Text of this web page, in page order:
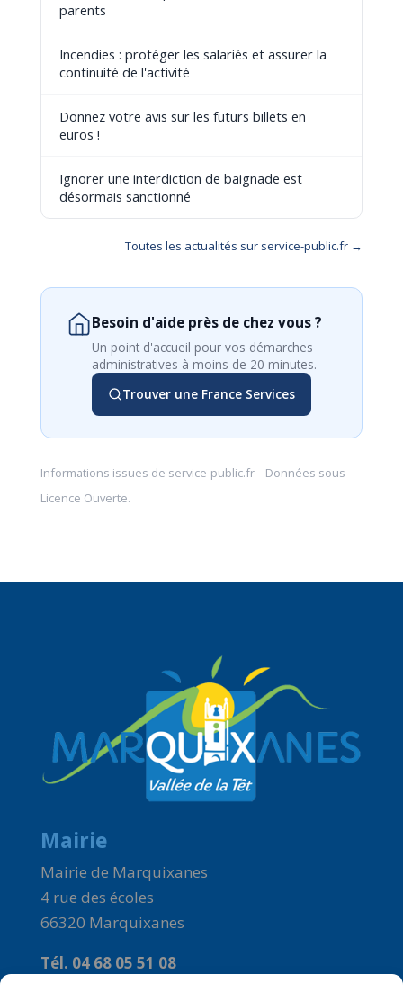
parents
Incendies : protéger les salariés et assurer la
continuité de l'activité
Donnez votre avis sur les futurs billets en
euros !
Ignorer une interdiction de baignade est
désormais sanctionné
Toutes les actualités sur service-public.fr →
Besoin d'aide près de chez vous ?
Un point d'accueil pour vos démarches
administratives à moins de 20 minutes.
Trouver une France Services
Informations issues de service-public.fr– Données sous
Licence Ouverte.
Mairie
Mairie de Marquixanes
4 rue des écoles
66320 Marquixanes
Tél. 04 68 05 51 08